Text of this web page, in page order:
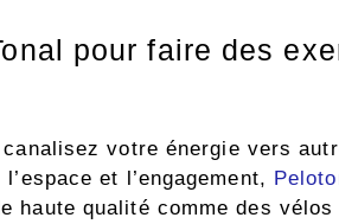
pour faire des
votre énergie vers
et l’engagement,
haute qualité comme des